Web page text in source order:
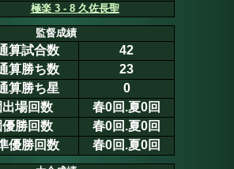
極楽 3 - 8 久佐長聖
監督成績
算試合数
42
算勝ち数
23
算勝ち星
0
場回数
春0回.夏0回
勝回数
春0回.夏0回
優勝回数
春0回.夏0回